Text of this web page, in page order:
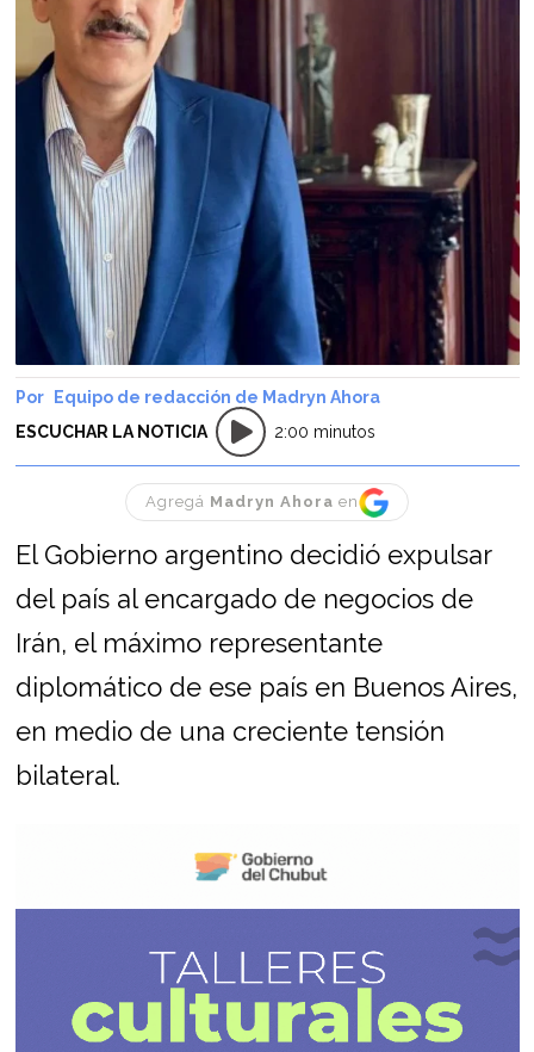
Equipo de redacción de Madryn Ahora
ESCUCHAR LA NOTICIA
2:00 minutos
Agregá Madryn Ahora en
El Gobierno argentino decidió expulsar
del país al encargado de negocios de
Irán, el máximo representante
diplomático de ese país en Buenos Aires,
en medio de una creciente tensión
bilateral.